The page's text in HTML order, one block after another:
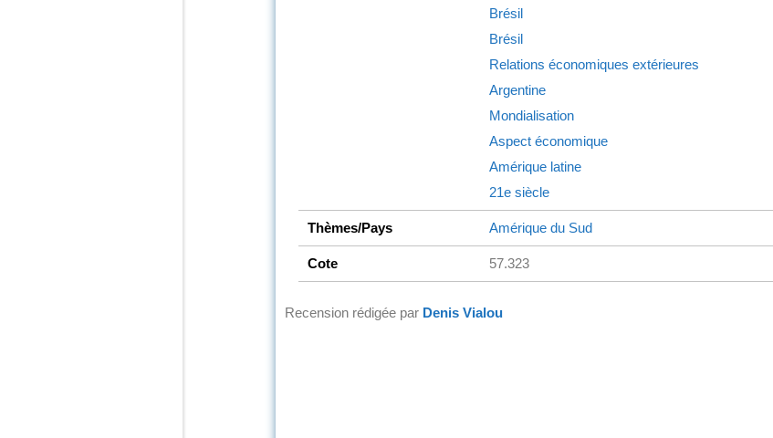
Brésil
Brésil
Relations économiques extérieures
Argentine
Mondialisation
Aspect économique
Amérique latine
21e siècle
Thèmes/Pays Amérique du Sud
Cote 57.323
Recension rédigée par Denis Vialou